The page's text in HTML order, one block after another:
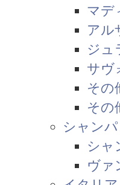
マデ
アル
ジュ
サヴ
その
その
シャン
シャ
ヴァ